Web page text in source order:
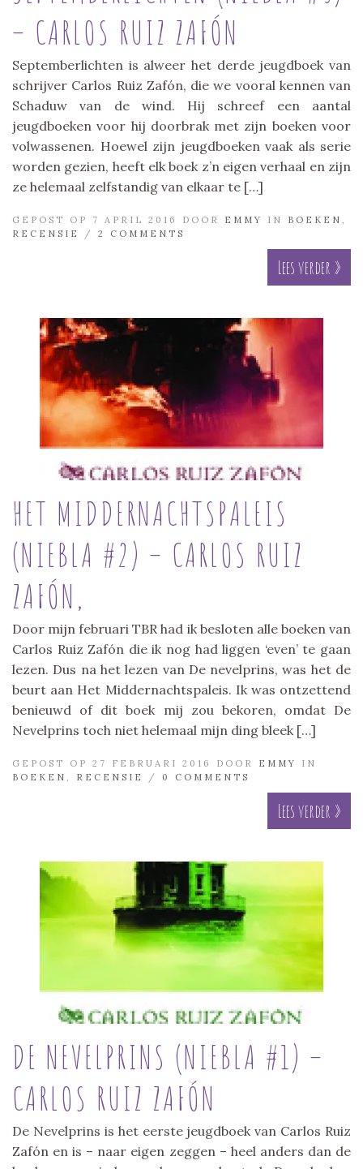
– CARLOS RUIZ ZAFÓN
Septemberlichten is alweer het derde jeugdboek van
schrijver Carlos Ruiz Zafón, die we vooral kennen van
Schaduw van de wind. Hij schreef een aantal
jeugdboeken voor hij doorbrak met zijn boeken voor
volwassenen. Hoewel zijn jeugdboeken vaak als serie
worden gezien, heeft elk boek z’n eigen verhaal en zijn
ze helemaal zelfstandig van elkaar te […]
GEPOST OP 7 APRIL 2016 DOOR EMMY IN BOEKEN
RECENSIE
/ 2 COMMENTS
Lees verder »
HET MIDDERNACHTSPALEIS
(NIEBLA #2) – CARLOS RUIZ
ZAFÓN,
Door mijn februari TBR had ik besloten alle boeken van
Carlos Ruiz Zafón die ik nog had liggen ‘even’ te gaan
lezen. Dus na het lezen van De nevelprins, was het de
beurt aan Het Middernachtspaleis. Ik was ontzettend
benieuwd of dit boek mij zou bekoren, omdat De
Nevelprins toch niet helemaal mijn ding bleek […]
GEPOST OP 27 FEBRUARI 2016 DOOR EMMY
IN
BOEKEN
RECENSIE / 0 COMMENTS
Lees verder »
DE NEVELPRINS (NIEBLA #1) –
CARLOS RUIZ ZAFÓN
De Nevelprins is het eerste jeugdboek van Carlos Ruiz
Zafón en is – naar eigen zeggen – heel anders dan de